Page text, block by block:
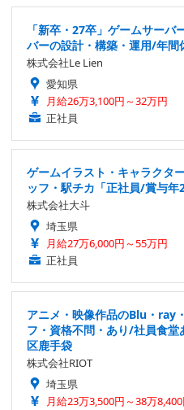
「新卒・27卒」ゲームサー
バーの設計・構築・運用/年間
株式会社Le Lien
愛知県
月給26万3,100円～32万円
正社員
ゲームイラスト・キャラクタ
ッフ・駅チカ「正社員/賞与年
株式会社大斗
埼玉県
月給27万6,000円～55万円
正社員
アニメ・映像作品のBlu・ray
フ・資格不問・あり/社員食
区鹿手袋
株式会社RIOT
埼玉県
月給23万3,500円～38万